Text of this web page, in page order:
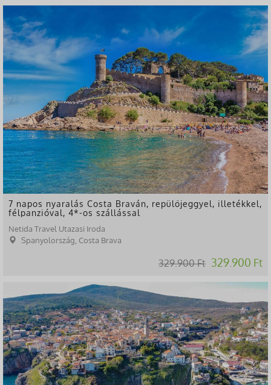
7 napos nyaralás Costa Braván, repülőjeggyel, illetékkel,
félpanzióval, 4*-os szállással
Netida Travel Utazasi Iroda
Spanyolország, Costa Brava
329.900 Ft 329.900 Ft